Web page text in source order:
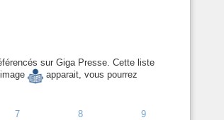
sur Giga Presse. Cette liste
apparait, vous pourrez
7 8
9